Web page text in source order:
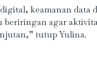
keamanan data
beriringan agar
tutup Yulina.